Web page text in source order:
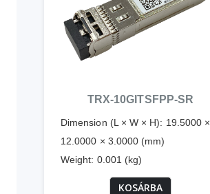
TRX-10GITSFPP-SR
Dimension (L × W × H): 19.5000 ×
12.0000 × 3.0000 (mm)
Weight: 0.001 (kg)
KOSÁRBA